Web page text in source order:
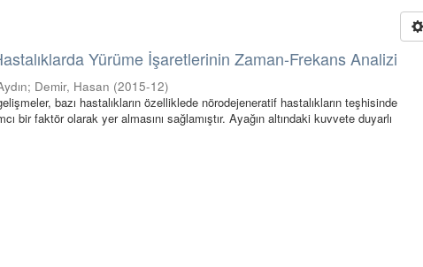
Yürüme İşaretlerinin Zaman-Frekans Analizi
; Demir, Hasan (2015-12)
bazı hastalıkların özelliklede nörodejeneratif hastalıkların teşhisinde
bir faktör olarak yer almasını sağlamıştır. Ayağın altındaki kuvvete duyarlı